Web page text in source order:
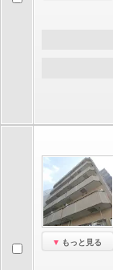
もっと見る